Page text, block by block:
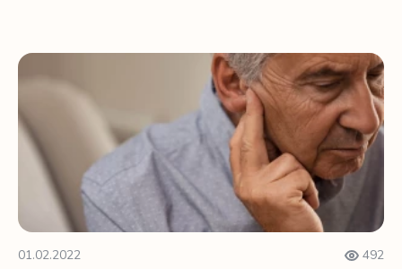
Что делать при потере слуха
01.02.2022 492